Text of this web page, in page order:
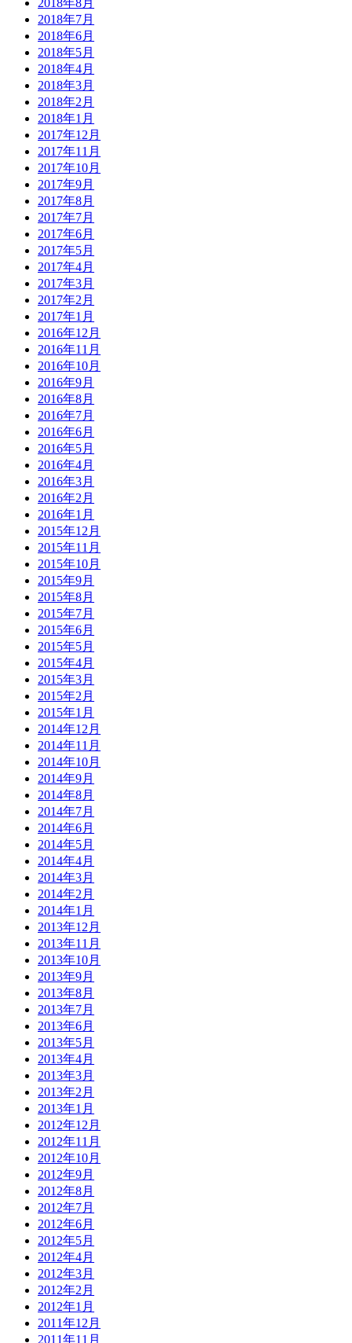
2018年8月
2018年7月
2018年6月
2018年5月
2018年4月
2018年3月
2018年2月
2018年1月
2017年12月
2017年11月
2017年10月
2017年9月
2017年8月
2017年7月
2017年6月
2017年5月
2017年4月
2017年3月
2017年2月
2017年1月
2016年12月
2016年11月
2016年10月
2016年9月
2016年8月
2016年7月
2016年6月
2016年5月
2016年4月
2016年3月
2016年2月
2016年1月
2015年12月
2015年11月
2015年10月
2015年9月
2015年8月
2015年7月
2015年6月
2015年5月
2015年4月
2015年3月
2015年2月
2015年1月
2014年12月
2014年11月
2014年10月
2014年9月
2014年8月
2014年7月
2014年6月
2014年5月
2014年4月
2014年3月
2014年2月
2014年1月
2013年12月
2013年11月
2013年10月
2013年9月
2013年8月
2013年7月
2013年6月
2013年5月
2013年4月
2013年3月
2013年2月
2013年1月
2012年12月
2012年11月
2012年10月
2012年9月
2012年8月
2012年7月
2012年6月
2012年5月
2012年4月
2012年3月
2012年2月
2012年1月
2011年12月
2011年11月